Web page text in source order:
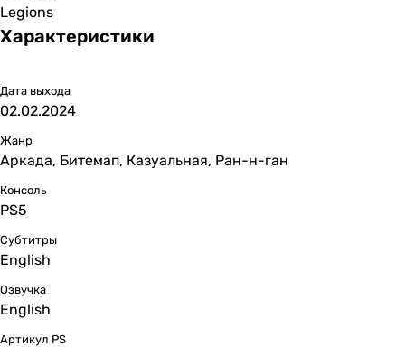
Legions
Характеристики
Дата выхода
02.02.2024
Жанр
Аркада, Битемап, Казуальная, Ран-н-ган
Консоль
PS5
Субтитры
English
Озвучка
English
Артикул PS